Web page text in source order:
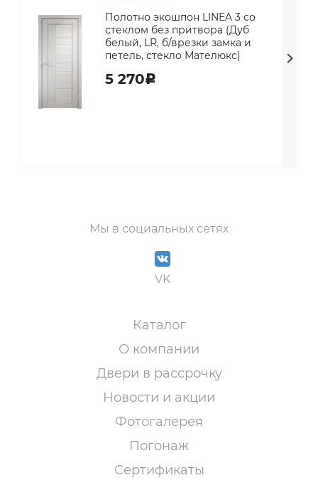
Полотно экошпон LINEA 3 со
стеклом без притвора (Дуб
белый, LR, б/врезки замка и
петель, стекло Мателюкс)
5 270c
Мы в социальных сетях
VK
Каталог
О компании
Двери в рассрочку
Новости и акции
Фотогалерея
Погонаж
Сертификаты